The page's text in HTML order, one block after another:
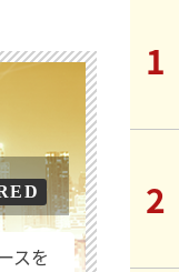
スを